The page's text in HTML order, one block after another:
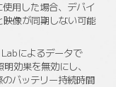
用した場合、デバイ
映像が同期しない可能
によるデータで
効果を無効にし、
バッテリー持続時間